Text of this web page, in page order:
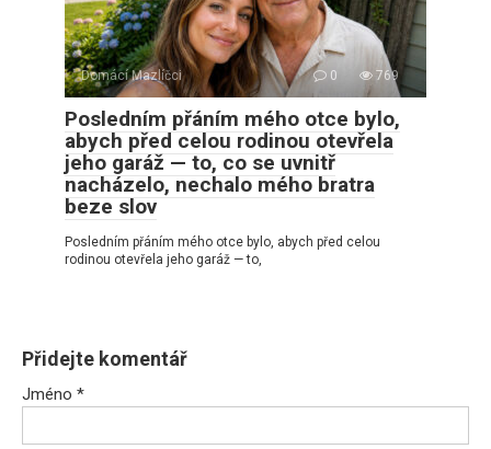
Domácí Mazlíčci 0 769
Posledním přáním mého otce bylo,
abych před celou rodinou otevřela
jeho garáž — to, co se uvnitř
nacházelo, nechalo mého bratra
beze slov
Posledním přáním mého otce bylo, abych před celou
rodinou otevřela jeho garáž — to,
Přidejte komentář
Jméno *